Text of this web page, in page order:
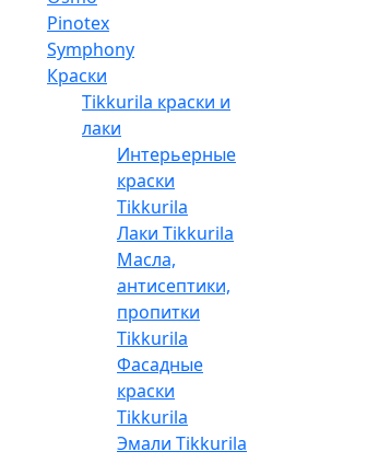
Pinotex
Symphony
Краски
Tikkurila краски и
лаки
Интерьерные
краски
Tikkurila
Лаки Tikkurila
Масла,
антисептики,
пропитки
Tikkurila
Фасадные
краски
Tikkurila
Эмали Tikkurila